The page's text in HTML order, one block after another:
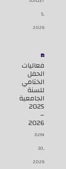
5,
2026
فعاليات
الحفل
الختامي
للسنة
الجامعية
2025
–
2026
JUIN
30,
2026